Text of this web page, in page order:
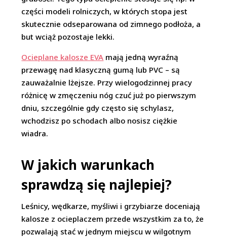
części modeli rolniczych, w których stopa jest
skutecznie odseparowana od zimnego podłoża, a
but wciąż pozostaje lekki.
Ocieplane kalosze EVA mają jedną wyraźną
przewagę nad klasyczną gumą lub PVC – są
zauważalnie lżejsze. Przy wielogodzinnej pracy
różnicę w zmęczeniu nóg czuć już po pierwszym
dniu, szczególnie gdy często się schylasz,
wchodzisz po schodach albo nosisz ciężkie
wiadra.
​W jakich warunkach
sprawdzą się najlepiej?
Leśnicy, wędkarze, myśliwi i grzybiarze doceniają
kalosze z ocieplaczem przede wszystkim za to, że
pozwalają stać w jednym miejscu w wilgotnym